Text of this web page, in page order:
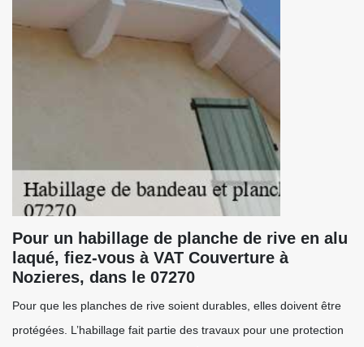
Pour un habillage de planche de rive en alu
laqué, fiez-vous à VAT Couverture à
Nozieres, dans le 07270
Pour que les planches de rive soient durables, elles doivent être
protégées. L’habillage fait partie des travaux pour une protection